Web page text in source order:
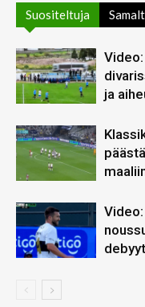
Suositeltuja
ja